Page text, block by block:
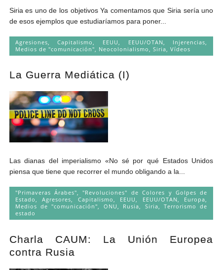
Siria es uno de los objetivos Ya comentamos que Siria sería uno
de esos ejemplos que estudiaríamos para poner...
Agresiones ,Capitalismo EEUU EEUU/OTAN Injerencias
Medios de "comunicación"
Neocolonialismo Siria Vídeos
La Guerra Mediática (I)
Las dianas del imperialismo «No sé por qué Estados Unidos
piensa que tiene que recorrer el mundo obligando a la...
"Primaveras Árabes", "Revoluciones" de Colores y Golpes de
Estado,Agresores, Capitalismo, EEUU, EEUU/OTAN, Europa,
Medios de "comunicación", ONU, Rusia, Siria, Terrorismo de
estado
Charla CAUM: La Unión Europea
contra Rusia